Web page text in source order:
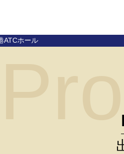
ATCホール